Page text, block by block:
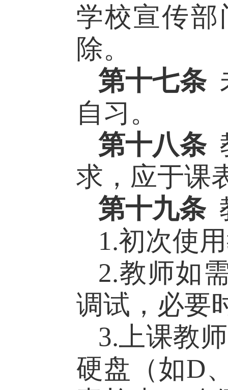
学校宣传
除。
第十七条
自习。
第十八条
求 ， 应于课
第十九条
1.初次使
2.教师如
调试，必要
3. 上课教
硬盘 （如D